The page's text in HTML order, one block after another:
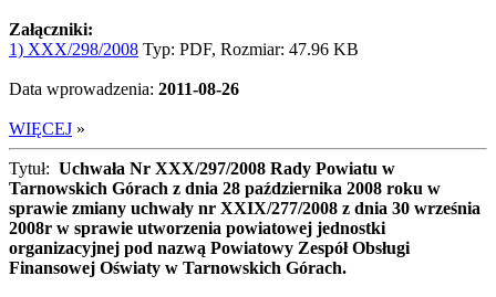
Załączniki:
1) XXX/298/2008 Typ: PDF, Rozmiar: 47.96 KB
Data wprowadzenia: 2011-08-26
WIĘCEJ »
Tytuł: Uchwała Nr XXX/297/2008 Rady Powiatu w
Tarnowskich Górach z dnia 28 października 2008 roku w
sprawie zmiany uchwały nr XXIX/277/2008 z dnia 30 września
2008r w sprawie utworzenia powiatowej jednostki
organizacyjnej pod nazwą Powiatowy Zespół Obsługi
Finansowej Oświaty w Tarnowskich Górach.